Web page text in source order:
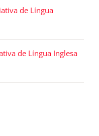
de Língua
de Língua Inglesa